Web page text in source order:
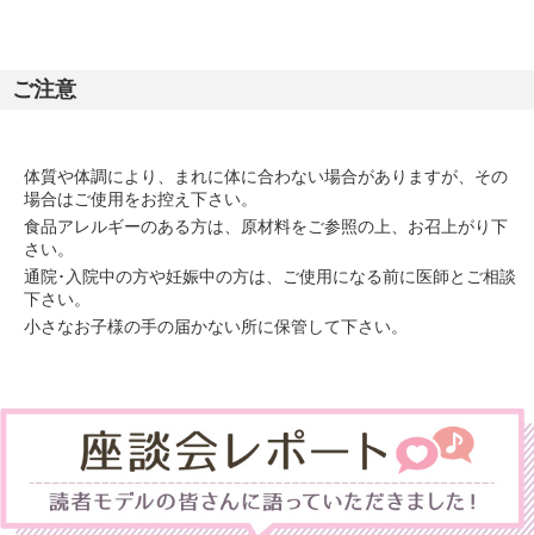
ご注意
体質や体調により、まれに体に合わない場合がありますが、その
場合はご使用をお控え下さい。
食品アレルギーのある方は、原材料をご参照の上、お召上がり下
さい。
通院･入院中の方や妊娠中の方は、ご使用になる前に医師とご相談
下さい。
小さなお子様の手の届かない所に保管して下さい。